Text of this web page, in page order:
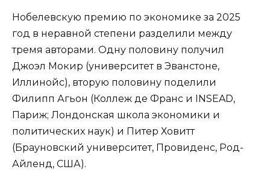
Нобелевскую премию по экономике за 2025
год в неравной степени разделили между
тремя авторами. Одну половину получил
Джоэл Мокир (университет в Эванстоне,
Иллинойс), вторую половину поделили
Филипп Агьон (Коллеж де Франс и INSEAD,
Париж; Лондонская школа экономики и
политических наук) и Питер Ховитт
(Брауновский университет, Провиденс, Род-
Айленд, США).